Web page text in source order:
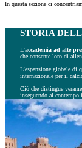
In questa sezione ci
STORIA
L’accademia ad alte
che consente loro di
L’espansione globale di
internazionale per il
Ciò che distingue
inseguendo al